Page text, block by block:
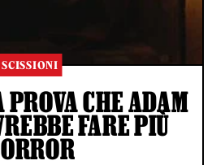
SCISSIONI
PROVA CHE ADAM
FARE PIÙ